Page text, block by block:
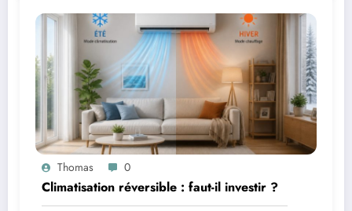
Thomas 0
Climatisation réversible : faut-il investir ?